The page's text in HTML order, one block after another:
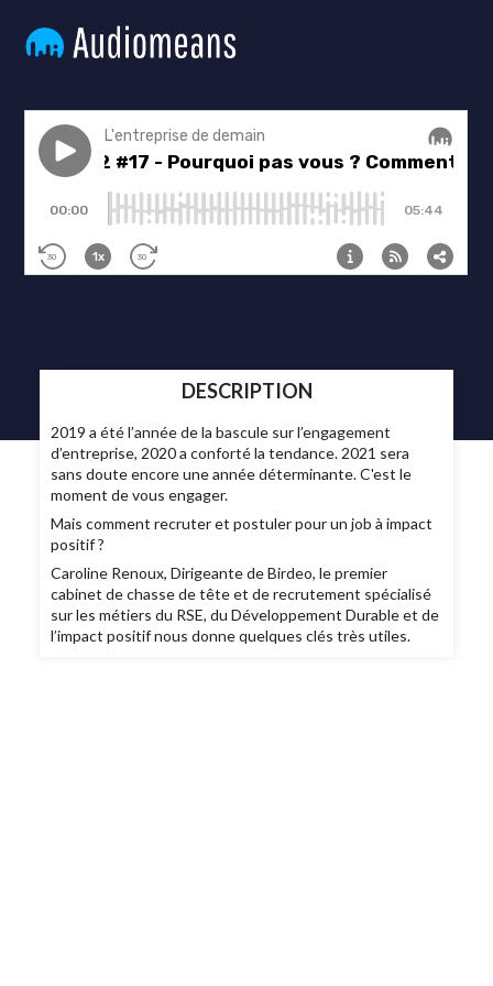
DESCRIPTION
2019 a été l’année de la bascule sur l’engagement
d’entreprise, 2020 a conforté la tendance. 2021 sera
sans doute encore une année déterminante. C'est le
moment de vous engager.
Mais comment recruter et postuler pour un job à impact
positif ?
Caroline Renoux, Dirigeante de Birdeo, le premier
cabinet de chasse de tête et de recrutement spécialisé
sur les métiers du RSE, du Développement Durable et de
l’impact positif nous donne quelques clés très utiles.